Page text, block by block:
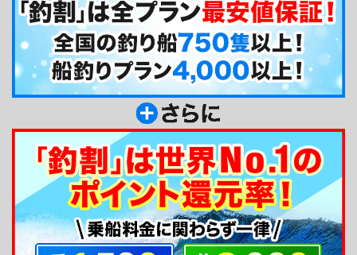
釣り船からのメッセージ
釣割会員の皆様、初めまして！平潟港は、茨城県
内でも少し異なったターゲットを狙う港です。特
に、近年流行しているスロージギングやひとつテン
ヤを始め、第六隆栄丸ではマダラやメヌケ、オキメ
バルなど深場五目にも力を入れています。若い方で
も楽しめる釣り物ですので、是非一度ご利用してみ
てくださいね！